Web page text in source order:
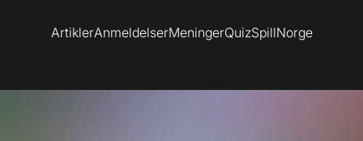
ArtiklerAnmeldelserMeningerQuizSpillNorge